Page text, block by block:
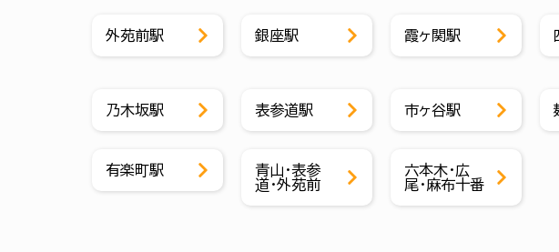
外苑前駅 銀座駅 霞ヶ関駅
乃木坂駅 表参道駅 市ヶ谷駅
有楽町駅
青山・表参
道・外苑前
六本木・広
尾・麻布十番